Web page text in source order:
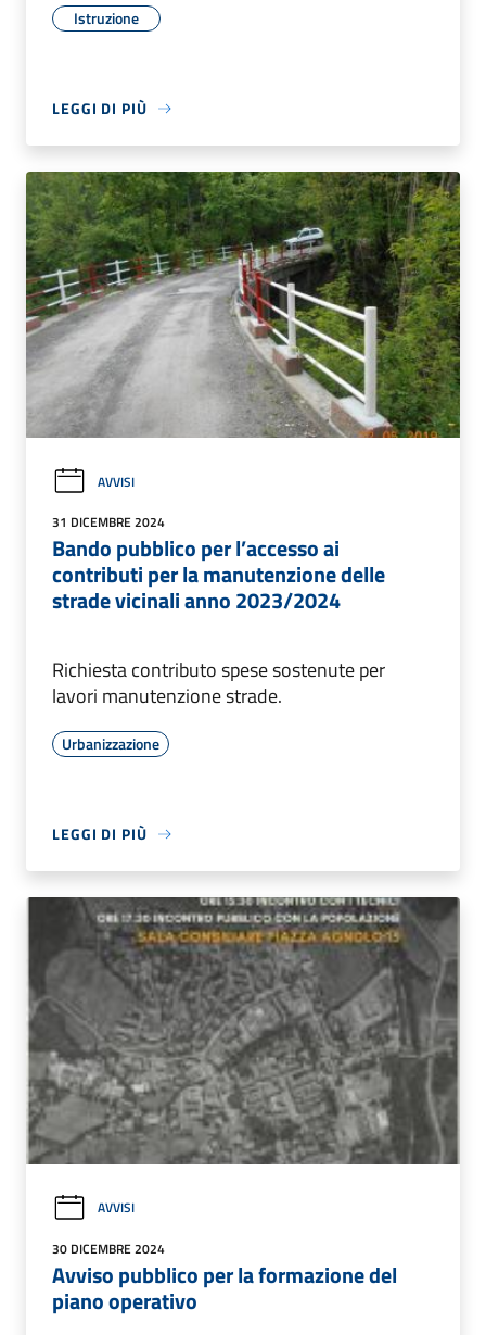
Istruzione
LEGGI DI PIÙ
AVVISI
31 DICEMBRE 2024
Bando pubblico per l’accesso ai
contributi per la manutenzione delle
strade vicinali anno 2023/2024
Richiesta contributo spese sostenute per
lavori manutenzione strade.
Urbanizzazione
LEGGI DI PIÙ
AVVISI
30 DICEMBRE 2024
Avviso pubblico per la formazione del
piano operativo